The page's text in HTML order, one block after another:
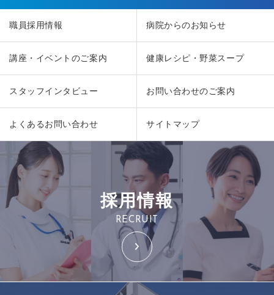
職員採用情報 病院からのお知らせ
講座・イベントのご案内 健康レシピ・野菜スープ
スタッフインタビュー お問い合わせのご案内
よくあるお問い合わせ サイトマップ
採用情報
RECRUIT